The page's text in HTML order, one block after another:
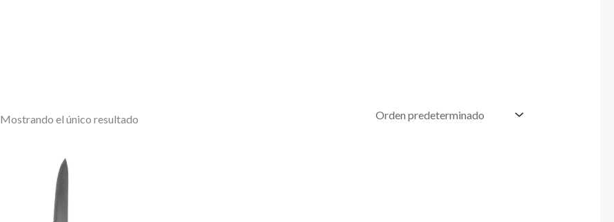
Mostrando el único resultado